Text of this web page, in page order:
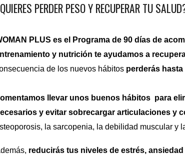
PERDER PESO Y RECUPERAR TU
PLUS es el Programa de 90 días de
y nutrición te ayudamos a
de los nuevos hábitos perderás
llevar unos buenos hábitos para
y evitar sobrecargar articulaciones y
la sarcopenia, la debilidad muscular y
reducirás tus niveles de estrés,